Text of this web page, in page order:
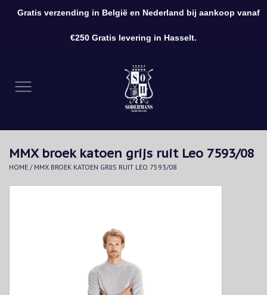
Kleding
Accessoires
MMX broek katoen grijs ruit Leo 7593/08
HOME / MMX BROEK KATOEN GRIJS RUIT LEO 7593/08
Gratis verzending in België en Nederland bij aankoop vanaf
€250 Gratis levering in Hasselt.